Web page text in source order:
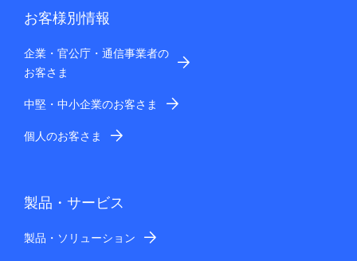
お客様別情報
企業・官公庁・通信事業者の
お客さま
中堅・中小企業のお客さま
個人のお客さま
製品・サービス
製品・ソリューション